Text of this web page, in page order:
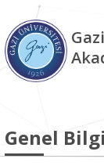
Genel